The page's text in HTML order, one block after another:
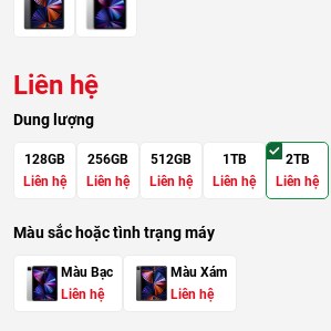
Liên hệ
Dung lượng
128GB
Liên hệ
256GB
Liên hệ
512GB
Liên hệ
1TB
Liên hệ
2TB
Liên hệ
Màu sắc hoặc tình trạng máy
Màu Bạc
Liên hệ
Màu Xám
Liên hệ